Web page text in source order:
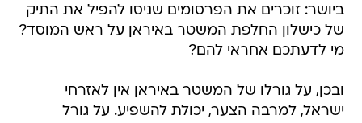
ביושר: זוכרים את הפרסומים שניסו להפיל את התיק
של כישלון החלפת המשטר באיראן על ראש המוסד?
מי לדעתכם אחראי להם?
ובכן, על גורלו של המשטר באיראן אין לאזרחי
ישראל, למרבה הצער, יכולת להשפיע. על גורל